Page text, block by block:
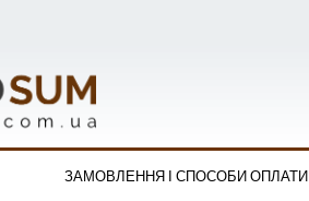
ЗАМОВЛЕННЯ І СПОСОБИ ОПЛАТИ